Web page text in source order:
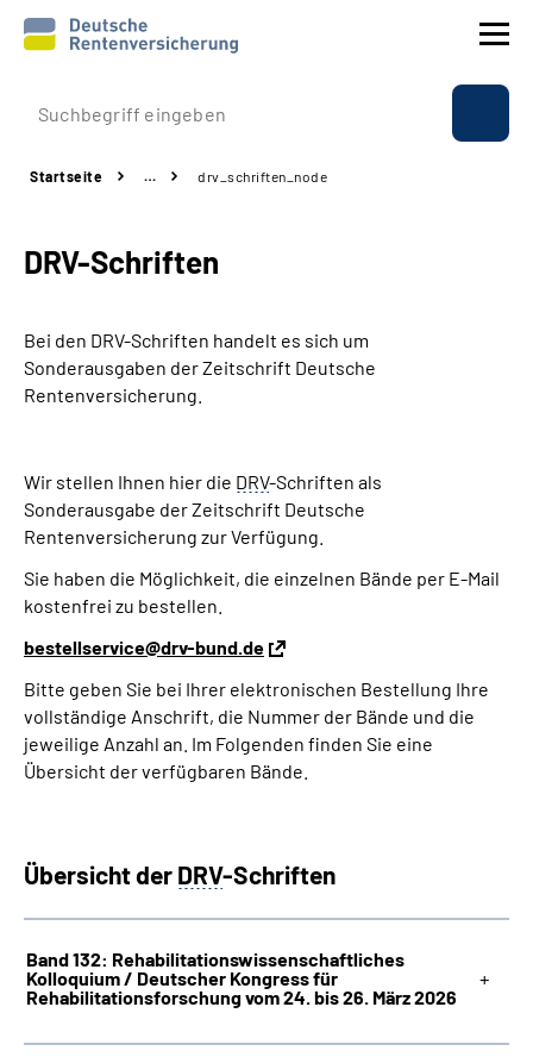
Prävention
Rente
Beratung & Kontakt
Experten
Online-Services
Suche
Language
Inhalte in Gebärdensprache (DGS)
Leichte Sprache
Mein Kundenportal
Startseite … drv_schriften_node
DRV-Schriften
Bei den DRV-Schriften handelt es sich um
Sonderausgaben der Zeitschrift Deutsche
Rentenversicherung.
Wir stellen Ihnen hier die DRV-Schriften als
Sonderausgabe der Zeitschrift Deutsche
Rentenversicherung zur Verfügung.
Sie haben die Möglichkeit, die einzelnen Bände per E-Mail
kostenfrei zu bestellen.
bestellservice@drv-bund.de
Bitte geben Sie bei Ihrer elektronischen Bestellung Ihre
vollständige Anschrift, die Nummer der Bände und die
jeweilige Anzahl an. Im Folgenden finden Sie eine
Übersicht der verfügbaren Bände.
Übersicht der DRV-Schriften
Band 132: Rehabilitationswissenschaftliches
Kolloquium / Deutscher Kongress für
Rehabilitationsforschung vom 24. bis 26. März 2026